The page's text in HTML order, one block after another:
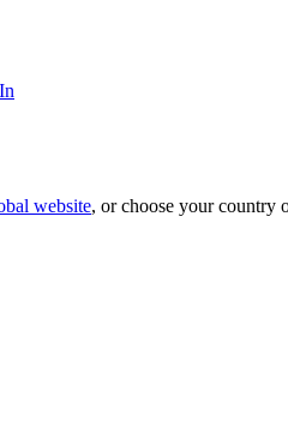
website, or choose your country